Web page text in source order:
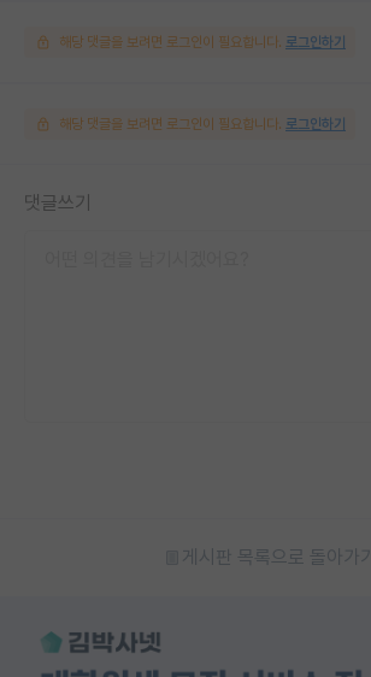
해당 댓글을 보려면 로그인이 필요합니다. 로그인하기
해당 댓글을 보려면 로그인이 필요합니다. 로그인하기
댓글쓰기
게시판 목록으로 돌아가기